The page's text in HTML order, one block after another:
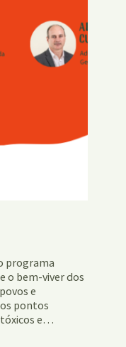
programa
o bem-viver dos
e
pontos
e…